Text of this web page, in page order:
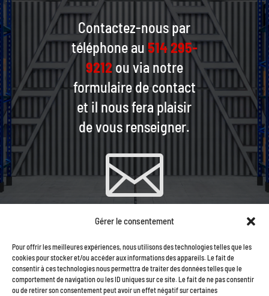
Gérer le consentement
Pour offrir les meilleures expériences, nous utilisons des technologies telles que les
cookies pour stocker et/ou accéder aux informations des appareils. Le fait de
consentir à ces technologies nous permettra de traiter des données telles que le
comportement de navigation ou les ID uniques sur ce site. Le fait de ne pas consentir
ou de retirer son consentement peut avoir un effet négatif sur certaines
Contactez-nous par
téléphone au 514 295-
9212ou via notre
formulaire de contact
et il nous fera plaisir
de vous renseigner.

COURRIEL